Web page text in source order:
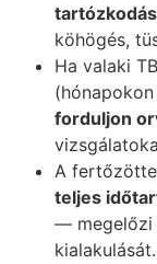
köhögés,
Ha valaki
forduljon
A
teljes
— megelőzi
kialakulását.